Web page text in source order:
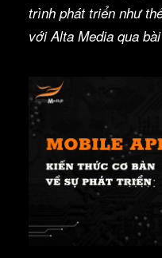
trình phát triển như
với Alta Media qua